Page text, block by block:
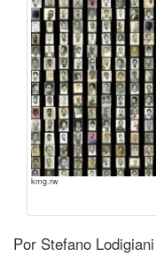
kmg.rw
Por Stefano Lodigiani